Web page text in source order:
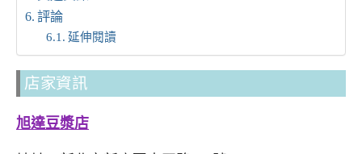
評論
延伸閱讀
店家資訊
旭達豆漿店